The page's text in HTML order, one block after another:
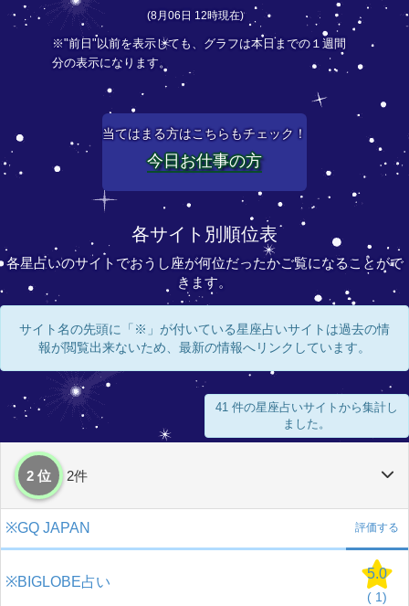
(8月06日 12時現在)
※"前日"以前を表示しても、グラフは本日までの１週間
分の表示になります。
当てはまる方はこちらもチェック！
今日お仕事の方
各サイト別順位表
各星占いのサイトでおうし座が何位だったかご覧になることがで
きます。
サイト名の先頭に「※」が付いている星座占いサイトは過去の情
報が閲覧出来ないため、最新の情報へリンクしています。
41 件の星座占いサイトから集計し
ました。
2 位 2件
※GQ JAPAN 評価する
※BIGLOBE占い
5.0
( 1)